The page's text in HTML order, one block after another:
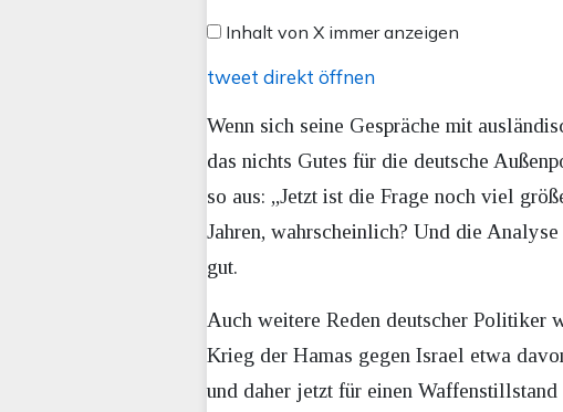
anzeigen
Inhalt von X immer anzeigen
tweet direkt öffnen
Wenn sich seine Gespräche mit
das nichts Gutes für die deutsche
so aus: „Jetzt ist die Frage noch viel
Jahren, wahrscheinlich? Und die
gut.
Auch weitere Reden deutscher Politiker
Krieg der Hamas gegen Israel etwa
und daher jetzt für einen